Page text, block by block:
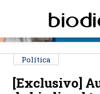
Política
[Exclusivo]